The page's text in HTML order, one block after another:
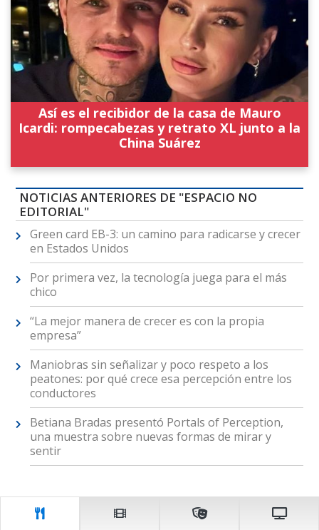
Así es el recibidor de la casa de Mauro
Icardi: rompecabezas y retrato XL junto a la
China Suárez
NOTICIAS ANTERIORES DE "ESPACIO NO
EDITORIAL"
Green card EB-3: un camino para radicarse y crecer
en Estados Unidos
Por primera vez, la tecnología juega para el más
chico
“La mejor manera de crecer es con la propia
empresa”
Maniobras sin señalizar y poco respeto a los
peatones: por qué crece esa percepción entre los
conductores
Betiana Bradas presentó Portals of Perception,
una muestra sobre nuevas formas de mirar y
sentir